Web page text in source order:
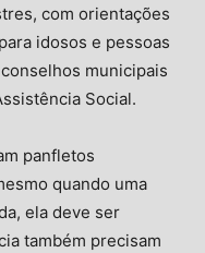
com orientações
idosos e pessoas
municipais
Social.
panfletos
quando uma
ela deve ser
também precisam